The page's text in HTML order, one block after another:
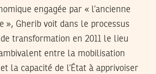
engagée par « l’ancienne
», Gherib voit dans le processus
transformation en 2011 le lieu
entre la mobilisation
la capacité de l’État à apprivoiser